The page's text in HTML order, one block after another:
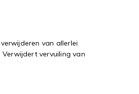
van allerlei
vervuiling van